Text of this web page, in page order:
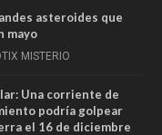
asteroides que
mayo
MISTERIO
Una corriente de
podría golpear
el 16 de diciembre